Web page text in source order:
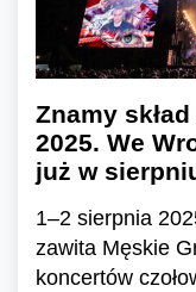
Znamy
2025. We
już w
1–2 sierpnia
zawita Męskie
koncertów